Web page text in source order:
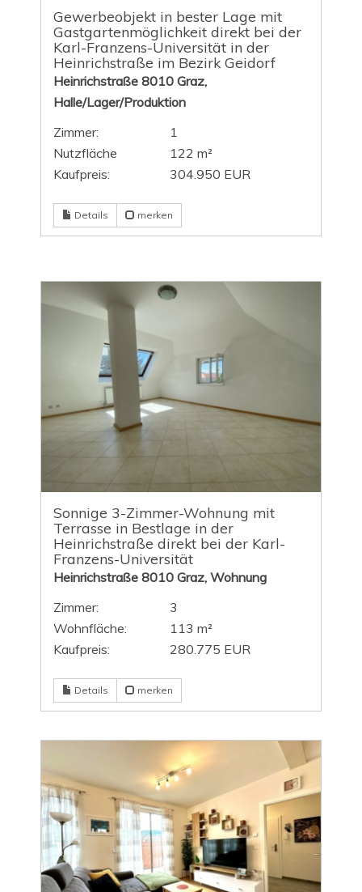
Gewerbeobjekt in bester Lage mit
Gastgartenmöglichkeit direkt bei der
Karl-Franzens-Universität in der
Heinrichstraße im Bezirk Geidorf
Heinrichstraße 8010 Graz,
Halle/Lager/Produktion
Zimmer:
1
Nutzfläche
122 m²
Kaufpreis:
304.950 EUR
Details merken
Sonnige 3-Zimmer-Wohnung mit
Terrasse in Bestlage in der
Heinrichstraße direkt bei der Karl-
Franzens-Universität
Heinrichstraße 8010 Graz, Wohnung
Zimmer:
3
Wohnfläche:
113 m²
Kaufpreis:
280.775 EUR
Details merken